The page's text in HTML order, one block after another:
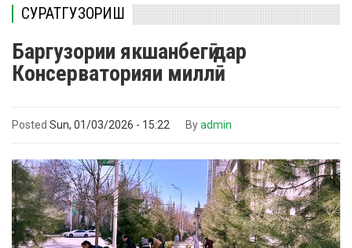
СУРАТГУЗОРИШ
Баргузории якшанбегӣ дар
Консерваторияи миллӣ
Posted Sun, 01/03/2026 - 15:22 Byadmin